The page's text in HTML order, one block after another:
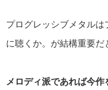
プログレッシブメタル
に聴くか。が結構重要だ
メロディ派であれば今作